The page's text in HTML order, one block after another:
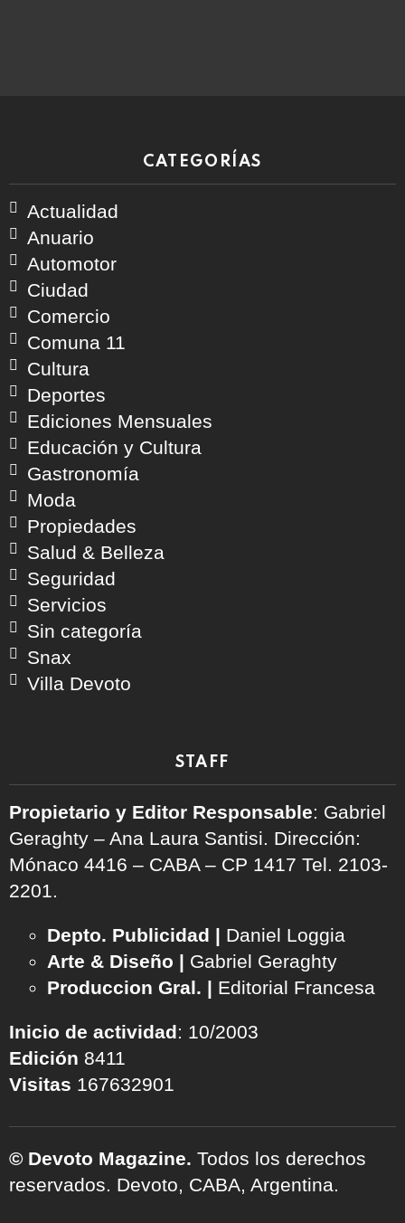
CATEGORÍAS
Actualidad
Anuario
Automotor
Ciudad
Comercio
Comuna 11
Cultura
Deportes
Ediciones Mensuales
Educación y Cultura
Gastronomía
Moda
Propiedades
Salud & Belleza
Seguridad
Servicios
Sin categoría
Snax
Villa Devoto
STAFF
Propietario y Editor Responsable: Gabriel
Geraghty – Ana Laura Santisi. Dirección:
Mónaco 4416 – CABA – CP 1417 Tel. 2103-
2201.
Depto. Publicidad | Daniel Loggia
Arte & Diseño | Gabriel Geraghty
Produccion Gral. | Editorial Francesa
Inicio de actividad: 10/2003
Edición 8411
Visitas 167632901
© Devoto Magazine. Todos los derechos
reservados. Devoto, CABA, Argentina.